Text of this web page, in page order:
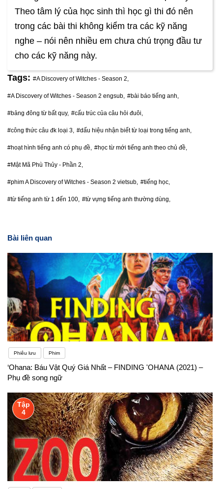
Theo tâm lý của học sinh thì học gì thi đó nên
trong các bài thi không kiểm tra các kỹ năng
nghe – nói nên nhiều em chưa chú trọng đầu tư
cho các kỹ năng này.
Tags: #A Discovery of Witches - Season 2,
#A Discovery of Witches - Season 2 engsub, #bài báo tiếng anh,
#bảng đông từ bất quy, #cấu trúc của câu hỏi đuôi,
#công thức câu đk loại 3, #dấu hiệu nhận biết từ loại trong tiếng anh,
#hoạt hình tiếng anh có phụ đề, #học từ mới tiếng anh theo chủ đề,
#Mật Mã Phù Thủy - Phần 2,
#phim A Discovery of Witches - Season 2 vietsub, #tiếng học,
#từ tiếng anh từ 1 đến 100, #từ vựng tiếng anh thường dùng,
Bài liên quan
Phiêu lưu Phim
‘Ohana: Báu Vật Quý Giá Nhất – FINDING 'OHANA (2021) –
Phụ đề song ngữ
Tập
4